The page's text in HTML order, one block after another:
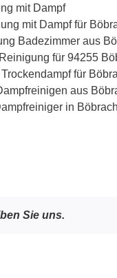
Sie uns.